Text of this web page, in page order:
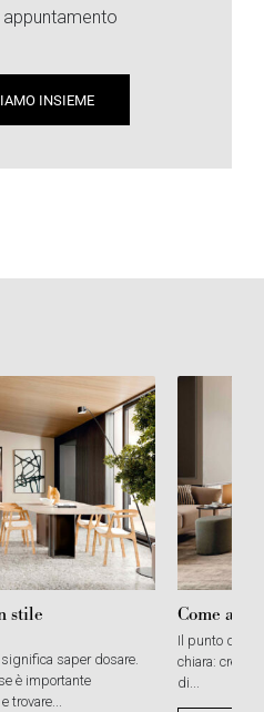
appuntamento
INSIEME
stile
saper dosare.
è importante
trovare...
Come
Il punto di
chiara: creare
di...